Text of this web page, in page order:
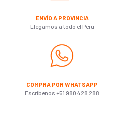
ENVÍO A PROVINCIA
Llegamos a todo el Perú
COMPRA POR WHATSAPP
Escribenos +51 980 428 288